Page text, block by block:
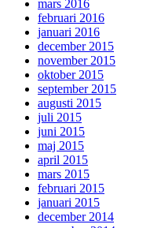
mars 2016
februari 2016
januari 2016
december 2015
november 2015
oktober 2015
september 2015
augusti 2015
juli 2015
juni 2015
maj 2015
april 2015
mars 2015
februari 2015
januari 2015
december 2014